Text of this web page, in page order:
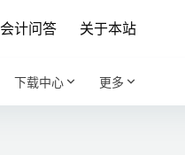
会计问答 关于本站
下载中心 更多